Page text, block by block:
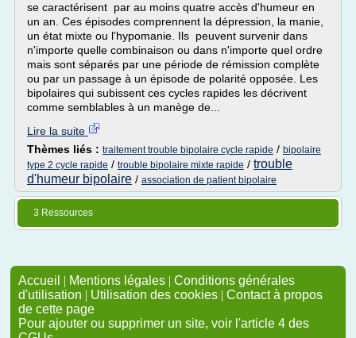
se caractérisent par au moins quatre accès d'humeur en
un an. Ces épisodes comprennent la dépression, la manie,
un état mixte ou l'hypomanie. Ils peuvent survenir dans
n'importe quelle combinaison ou dans n'importe quel ordre
mais sont séparés par une période de rémission complète
ou par un passage à un épisode de polarité opposée. Les
bipolaires qui subissent ces cycles rapides les décrivent
comme semblables à un manège de...
Lire la suite
Thèmes liés : traitement trouble bipolaire cycle rapide / bipolaire
type 2 cycle rapide / trouble bipolaire mixte rapide / trouble
d'humeur bipolaire / association de patient bipolaire
3 Ressources
Accueil | Mentions légales | Conditions générales
d'utilisation | Utilisation des cookies | Contact à propos
de cette page
Pour ajouter ou supprimer un site, voir l'article 4 des